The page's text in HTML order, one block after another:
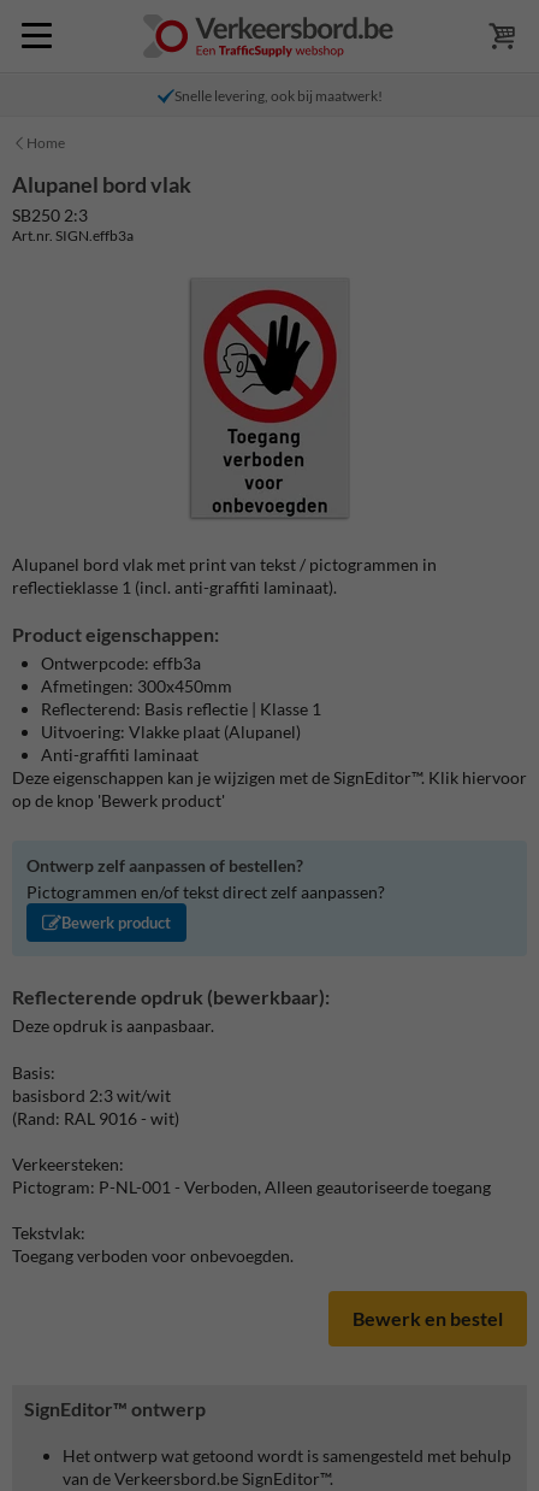
Snelle levering, ook bij maatwerk!
Home
SignEditor™ ontwerp
Het ontwerp wat getoond wordt is samengesteld met behulp
van de Verkeersbord.be SignEditor™.
Alupanel bord vlak
SB250 2:3
Art.nr. SIGN.effb3a
Alupanel bord vlak met print van tekst / pictogrammen in
reflectieklasse 1 (incl. anti-graffiti laminaat).
Product eigenschappen:
Ontwerpcode: effb3a
Afmetingen: 300x450mm
Reflecterend: Basis reflectie | Klasse 1
Uitvoering: Vlakke plaat (Alupanel)
Anti-graffiti laminaat
Deze eigenschappen kan je wijzigen met de SignEditor™. Klik hiervoor
op de knop 'Bewerk product'
Ontwerp zelf aanpassen of bestellen?
Pictogrammen en/of tekst direct zelf aanpassen?
Bewerk product
Reflecterende opdruk (bewerkbaar):
Deze opdruk is aanpasbaar.
Basis:
basisbord 2:3 wit/wit
(Rand: RAL 9016 - wit)
Verkeersteken:
Pictogram: P-NL-001 - Verboden, Alleen geautoriseerde toegang
Tekstvlak:
Toegang verboden voor onbevoegden.
Bewerk en bestel